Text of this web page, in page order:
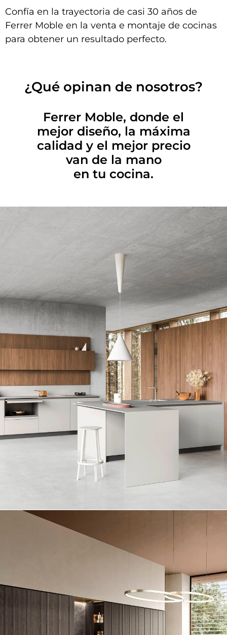
Confía en la trayectoria de casi 30 años de
Ferrer Moble en la venta e montaje de cocinas
para obtener un resultado perfecto.
¿Qué opinan de nosotros?
Ferrer Moble, donde el
mejor diseño, la máxima
calidad y el mejor precio
van de la mano
en tu cocina.